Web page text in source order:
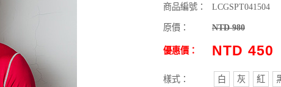
商品編號： LCGSPT041504
原價： NTD 980
優惠價： NTD 450
樣式： 白 灰 紅